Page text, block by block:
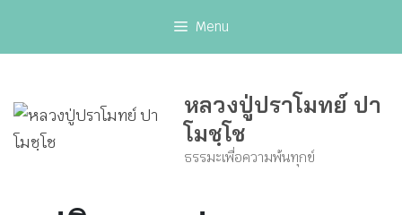
Menu
หลวงปู่ปราโมทย์ ปา
โมชฺโช
ธรรมะเพื่อความพ้นทุกข์